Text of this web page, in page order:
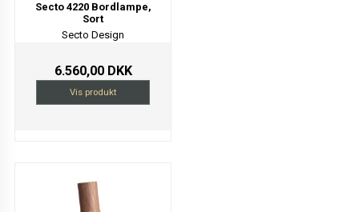
Secto 4220 Bordlampe,
Sort
Secto Design
6.560,00 DKK
Vis produkt